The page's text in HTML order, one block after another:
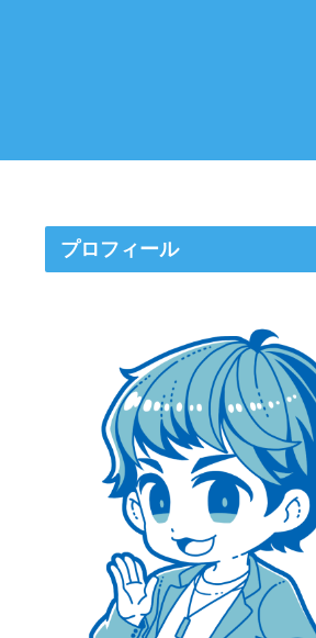
プロフィール